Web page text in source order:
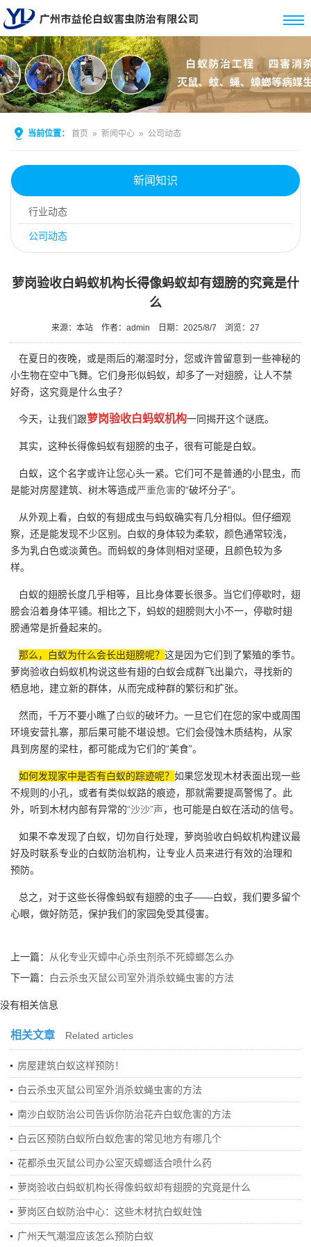
当前位置： 首页 » 新闻中心 » 公司动态
新闻知识
行业动态
公司动态
萝岗验收白蚂蚁机构长得像蚂蚁却有翅膀的究竟是什
么
来源：本站 作者：admin 日期：2025/8/7 浏览： 27
在夏日的夜晚，或是雨后的潮湿时分，您或许曾留意到一些神秘的
小生物在空中飞舞。它们身形似蚂蚁，却多了一对翅膀，让人不禁
好奇，这究竟是什么虫子？
今天，让我们跟萝岗验收白蚂蚁机构一同揭开这个谜底。
其实，这种长得像蚂蚁有翅膀的虫子，很有可能是白蚁。
白蚁，这个名字或许让您心头一紧。它们可不是普通的小昆虫，而
是能对房屋建筑、树木等造成严重危害的“破坏分子”。
从外观上看，白蚁的有翅成虫与蚂蚁确实有几分相似。但仔细观
察，还是能发现不少区别。白蚁的身体较为柔软，颜色通常较浅，
多为乳白色或淡黄色。而蚂蚁的身体则相对坚硬，且颜色较为多
样。
白蚁的翅膀长度几乎相等，且比身体要长很多。当它们停歇时，翅
膀会沿着身体平铺。相比之下，蚂蚁的翅膀则大小不一，停歇时翅
膀通常是折叠起来的。
那么，白蚁为什么会长出翅膀呢？ 这是因为它们到了繁殖的季节。
萝岗验收白蚂蚁机构说这些有翅的白蚁会成群飞出巢穴，寻找新的
栖息地，建立新的群体，从而完成种群的繁衍和扩张。
然而，千万不要小瞧了白蚁的破坏力。一旦它们在您的家中或周围
环境安营扎寨，那后果可能不堪设想。它们会侵蚀木质结构，从家
具到房屋的梁柱，都可能成为它们的“美食”。
如何发现家中是否有白蚁的踪迹呢？ 如果您发现木材表面出现一些
不规则的小孔，或者有类似蚁路的痕迹，那就需要提高警惕了。此
外，听到木材内部有异常的“沙沙”声，也可能是白蚁在活动的信号。
如果不幸发现了白蚁，切勿自行处理，萝岗验收白蚂蚁机构建议最
好及时联系专业的白蚁防治机构，让专业人员来进行有效的治理和
预防。
总之，对于这些长得像蚂蚁有翅膀的虫子——白蚁，我们要多留个
心眼，做好防范，保护我们的家园免受其侵害。
上一篇：
从化专业灭蟑中心杀虫剂杀不死蟑螂怎么办
下一篇：
白云杀虫灭鼠公司室外消杀蚊蝇虫害的方法
没有相关信息
相关文章 Related articles
房屋建筑白蚁这样预防！
白云杀虫灭鼠公司室外消杀蚊蝇虫害的方法
南沙白蚁防治公司告诉你防治花卉白蚁危害的方法
白云区预防白蚁所白蚁危害的常见地方有哪几个
花都杀虫灭鼠公司办公室灭蟑螂适合喷什么药
萝岗验收白蚂蚁机构长得像蚂蚁却有翅膀的究竟是什么
萝岗区白蚁防治中心：这些木材抗白蚁蛀蚀
广州天气潮湿应该怎么预防白蚁